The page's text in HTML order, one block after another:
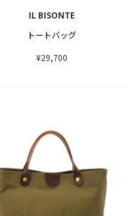
IL BISONTE
トートバッグ
¥29,700